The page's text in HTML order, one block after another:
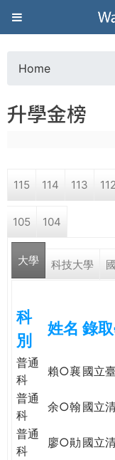
葳
格
高
學
格。
o
a
r
e
e
r
e
Home
升學金榜
115 114 113 112
105 104
大學 科技大學
科
別
姓名 錄
普通
科
賴○襄 國立
普通
科
余○翰 國立
普通
科
廖○勛 國立